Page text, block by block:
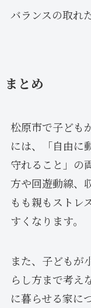
バランスの取れ
まとめ
松原市で子ども
には、「自由に
守れること」の
方や回遊動線、
もも親もストレ
すくなります。
また、子どもが
らし方まで考え
に暮らせる家に